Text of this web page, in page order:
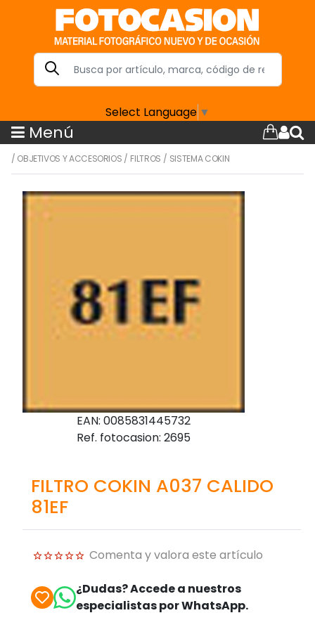
Select Language ▼
Menú
/ OBJETIVOS Y ACCESORIOS / FILTROS / SISTEMA COKIN
EAN: 0085831445732
Ref. fotocasion: 2695
FILTRO COKIN A037 CALIDO
81EF
Comenta y valora este artículo
¿Dudas? Accede a nuestros
especialistas por WhatsApp.